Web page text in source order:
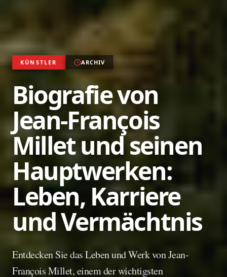
KÜNSTLER ARCHIV
Biografie von
Jean-François
Millet und seinen
Hauptwerken:
Leben, Karriere
und Vermächtnis
Entdecken Sie das Leben und Werk von Jean-
François Millet, einem der wichtigsten